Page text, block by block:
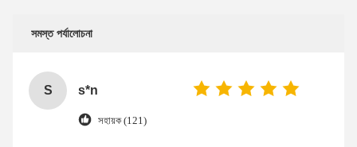
সমস্ত পর্যালোচনা
S s*n
সহায়ক (121)